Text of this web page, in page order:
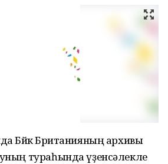
Бөйөк Британияның архивы
тураһында үҙенсәлекле